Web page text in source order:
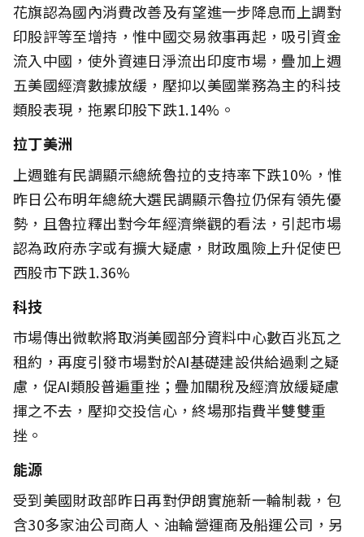
花旗認為國內消費改善及有望進一步降息而上調對
印股評等至增持，惟中國交易敘事再起，吸引資金
流入中國，使外資連日淨流出印度市場，疊加上週
五美國經濟數據放緩，壓抑以美國業務為主的科技
類股表現，拖累印股下跌1.14%。
拉丁美洲
上週雖有民調顯示總統魯拉的支持率下跌10%，惟
昨日公布明年總統大選民調顯示魯拉仍保有領先優
勢，且魯拉釋出對今年經濟樂觀的看法，引起市場
認為政府赤字或有擴大疑慮，財政風險上升促使巴
西股市下跌1.36%
科技
市場傳出微軟將取消美國部分資料中心數百兆瓦之
租約，再度引發市場對於AI基礎建設供給過剩之疑
慮，促AI類股普遍重挫；疊加關稅及經濟放緩疑慮
揮之不去，壓抑交投信心，終場那指費半雙雙重
挫。
能源
受到美國財政部昨日再對伊朗實施新一輪制裁，包
含30多家油公司商人、油輪營運商及船運公司，另